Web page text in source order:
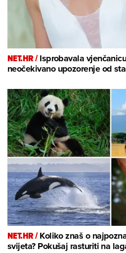
NET.HR /Isprobavala
neočekivano upozorenje od
NET.HR /Koliko znaš o
svijeta? Pokušaj rasturiti na